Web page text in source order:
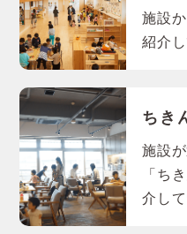
施設
紹介し
ちき
施設
「ち
介して